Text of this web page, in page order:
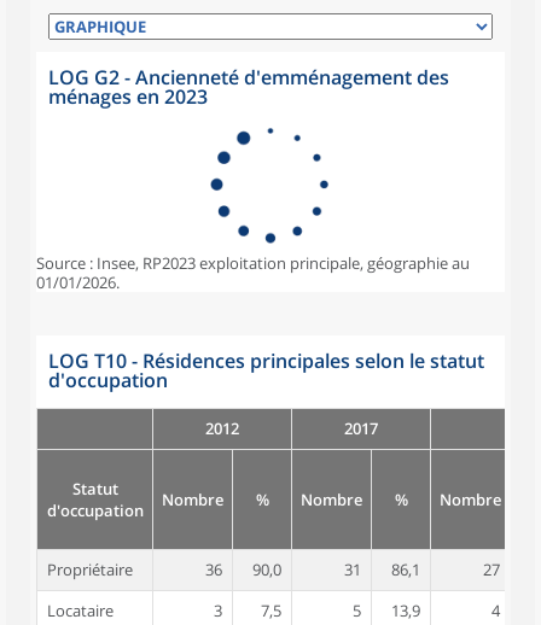
LOG G2 - Ancienneté d'emménagement des
ménages en 2023
Source : Insee, RP2023 exploitation principale, géographie au
01/01/2026.
LOG T10 - Résidences principales selon le statut
d'occupation
2012 2017
Statut
d'occupation
Nombre % Nombre % Nombre
Propriétaire 36 90,0 31 86,1 27
Locataire
3 7,5 5 13,9 4